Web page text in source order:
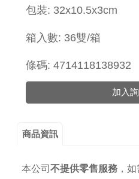
包裝: 32x10.5x3cm
箱入數: 36雙/箱
條碼: 4714118138932
加入
商品資訊
本公司 不提供零售服務， 如